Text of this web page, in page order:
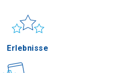
get there
Erlebnisse